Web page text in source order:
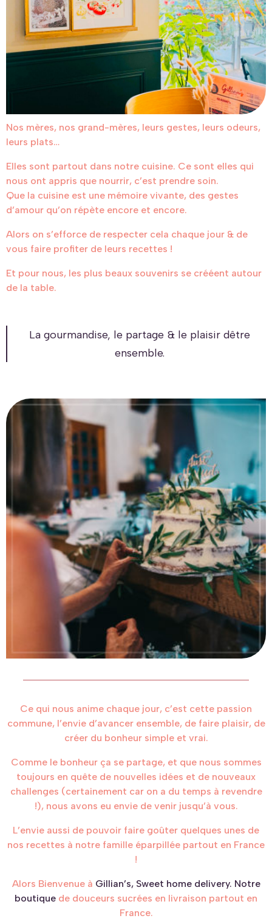
Nos mères, nos grand-mères, leurs gestes, leurs odeurs,
leurs plats…
Elles sont partout dans notre cuisine. Ce sont elles qui
nous ont appris que nourrir, c’est prendre soin.
Que la cuisine est une mémoire vivante, des gestes
d’amour qu’on répète encore et encore.
Alors on s’efforce de respecter cela chaque jour & de
vous faire profiter de leurs recettes !
Et pour nous, les plus beaux souvenirs se crééent autour
de la table.
La gourmandise, le partage & le plaisir dêtre
ensemble.
Ce qui nous anime chaque jour, c’est cette passion
commune, l’envie d’avancer ensemble, de faire plaisir, de
créer du bonheur simple et vrai.
Comme le bonheur ça se partage, et que nous sommes
toujours en quête de nouvelles idées et de nouveaux
challenges (certainement car on a du temps à revendre
!), nous avons eu envie de venir jusqu’à vous.
L’envie aussi de pouvoir faire goûter quelques unes de
nos recettes à notre famille éparpillée partout en France
!
Alors Bienvenue à Gillian’s, Sweet home delivery. Notre
boutique de douceurs sucrées en livraison partout en
France.